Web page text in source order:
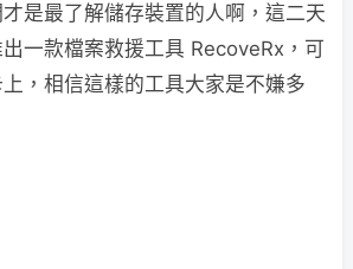
是最了解儲存裝置的人啊，這二天
一款檔案救援工具 RecoveRx，可
，相信這樣的工具大家是不嫌多